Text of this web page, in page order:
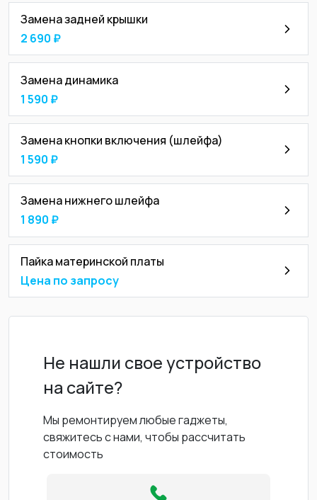
Замена задней крышки
2 690 ₽
Замена динамика
1 590 ₽
Замена кнопки включения (шлейфа)
1 590 ₽
Замена нижнего шлейфа
1 890 ₽
Пайка материнской платы
Цена по запросу
Не нашли свое устройство
на сайте?
Мы ремонтируем любые гаджеты,
свяжитесь с нами, чтобы рассчитать
стоимость